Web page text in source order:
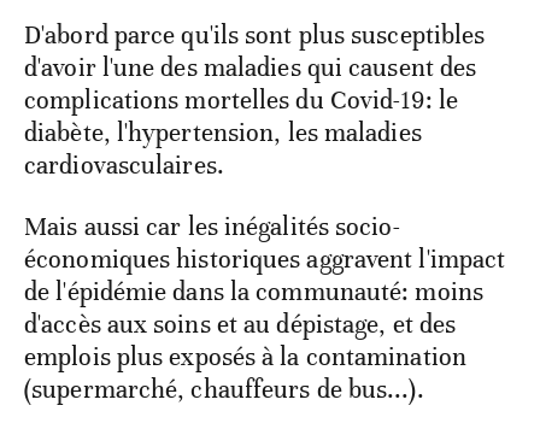
D'abord parce qu'ils sont plus susceptibles
d'avoir l'une des maladies qui causent des
complications mortelles du Covid-19: le
diabète, l'hypertension, les maladies
cardiovasculaires.
Mais aussi car les inégalités socio-
économiques historiques aggravent l'impact
de l'épidémie dans la communauté: moins
d'accès aux soins et au dépistage, et des
emplois plus exposés à la contamination
(supermarché, chauffeurs de bus...).